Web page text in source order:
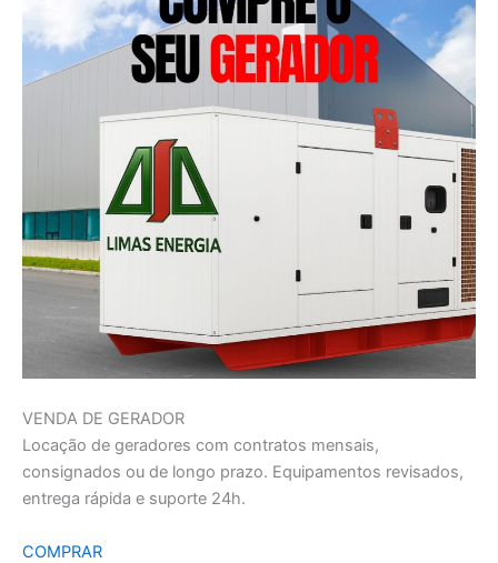
VENDA DE GERADOR
Locação de geradores com contratos mensais,
consignados ou de longo prazo. Equipamentos revisados,
entrega rápida e suporte 24h.
COMPRAR